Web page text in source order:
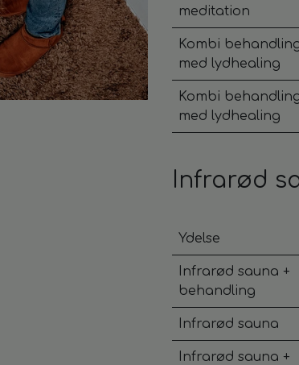
meditation
Kombi
med lydhealing
Kombi
med lydhealing
Infrarød
Ydelse
Infrarød sauna +
behandling
Infrarød sauna
Infrarød sauna +